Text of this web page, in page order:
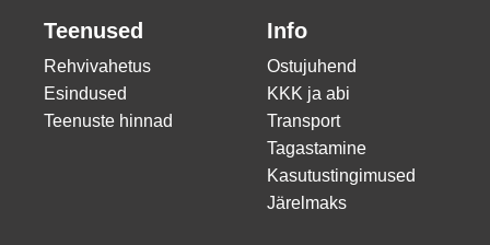
Teenused
Rehvivahetus
Esindused
Teenuste hinnad
Info
Ostujuhend
KKK ja abi
Transport
Tagastamine
Kasutustingimused
Järelmaks